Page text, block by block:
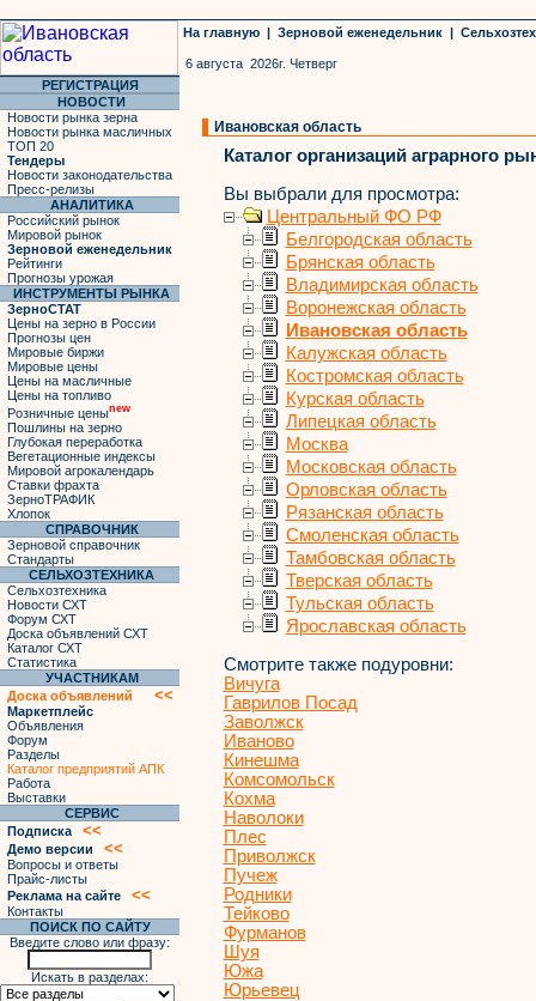
На главную | Зерновой еженедельник |
6 августа 2026г. Четверг
РЕГИСТРАЦИЯ
НОВОСТИ
Новости рынка зерна
Новости рынка масличных
ТОП 20
Тендеры
Новости законодательства
Пресс-релизы
АНАЛИТИКА
Российский рынок
Мировой рынок
Зерновой еженедельник
Рейтинги
Прогнозы урожая
ИНСТРУМЕНТЫ РЫНКА
ЗерноСТАТ
Цены на зерно в России
Прогнозы цен
Мировые биржи
Мировые цены
Цены на масличные
Цены на топливо
Розничные ценыnew
Пошлины на зерно
Глубокая переработка
Вегетационные индексы
Мировой агрокалендарь
Ставки фрахта
ЗерноТРАФИК
Хлопок
СПРАВОЧНИК
Зерновой справочник
Стандарты
СЕЛЬХОЗТЕХНИКА
Сельхозтехника
Новости СХТ
Форум СХТ
Доска объявлений СХТ
Каталог СХТ
Статистика
УЧАСТНИКАМ
Доска объявлений
<<
Маркетплейс
Объявления
Форум
Разделы
Каталог предприятий АПК
Работа
Выставки
СЕРВИС
Подписка
<<
Демо версии <<
Вопросы и ответы
Прайс-листы
Реклама на сайте
<<
Контакты
ПОИСК ПО САЙТУ
Введите слово или фразу:
Искать в разделах:
Ивановская область
Каталог организаций аграрного
Вы выбрали для просмотра:
Центральный ФО РФ
Белгородская область
Брянская область
Владимирская область
Воронежская область
Ивановская область
Калужская область
Костромская область
Курская область
Липецкая область
Москва
Московская область
Орловская область
Рязанская область
Смоленская область
Тамбовская область
Тверская область
Тульская область
Ярославская область
Смотрите также подуровни:
Вичуга
Гаврилов Посад
Заволжск
Иваново
Кинешма
Комсомольск
Кохма
Наволоки
Плес
Приволжск
Пучеж
Родники
Тейково
Фурманов
Шуя
Южа
Юрьевец